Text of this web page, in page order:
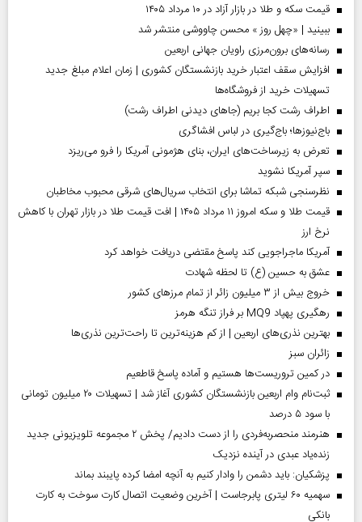
قیمت سکه و طلا در بازار آزاد در ۱۰ مرداد ۱۴۰۵
ببینید | «چهل روز » محسن چاووشی منتشر شد
رسانه‌های برون‌مرزی راویان جهانی اربعین
افزایش سقف اعتبار خرید بازنشستگان کشوری | زمان اعلام مبلغ جدید
تسهیلات خرید از فروشگاه‌ها
اطراف رشت کجا بریم (جاهای دیدنی اطراف رشت)
باج‌نیوزها؛ باج‌گیری در لباس افشاگری
تعرض به زیرساخت‌های ایران، بنای هژمونی آمریکا را فرو می‌ریزد
سپر آمریکا نشوید
نظرسنجی شبکه تماشا برای انتخاب سریال‌های شرقی محبوب مخاطبان
قیمت طلا و سکه امروز ۱۱ مرداد ۱۴۰۵ | افت قیمت طلا در بازار تهران با کاهش
نرخ ارز
آمریکا ماجراجویی کند پاسخ مقتضی دریافت خواهد کرد
عشق به حسین (ع) تا لحظه شهادت
خروج بیش از ۳ میلیون زائر از تمام مرز‌های کشور
رهگیری پهپاد MQ9 بر فراز تنگه هرمز
بهترین نذری‌های اربعین | از کم هزینه‌ترین تا راحت‌ترین نذری‌ها
‌زائران سبز
در کمین تروریست‌ها هستیم و آماده پاسخ قاطعیم
ثبت‌نام وام اربعین بازنشستگان کشوری آغاز شد | تسهیلات ۲۰ میلیون تومانی
با سود ۵ درصد
هنرمند منحصر‌به‌فردی را از دست دادیم/ پخش ۲ مجموعه تلویزیونی جدید
زنده‌یاد عبدی در آینده نزدیک
پزشکیان: باید دشمن را وادار کنیم به آنچه امضا کرده پایبند بماند
سهمیه ۶۰ لیتری پابرجاست | آخرین وضعیت اتصال کارت سوخت به کارت
بانکی